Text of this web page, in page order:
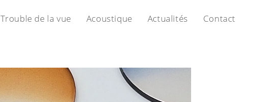
Trouble de la vue Acoustique Actualités Contact